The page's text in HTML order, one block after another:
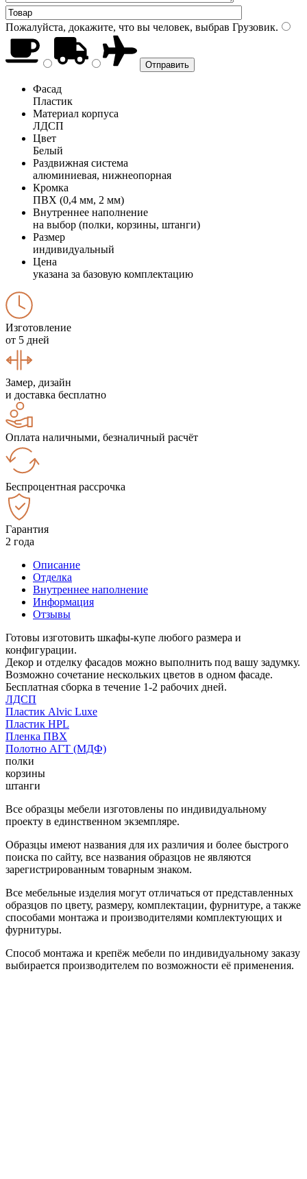
Пожалуйста, докажите, что вы человек, выбрав Грузовик.
Фасад
Пластик
Материал корпуса
ЛДСП
Цвет
Белый
Раздвижная система
алюминиевая, нижнеопорная
Кромка
ПВХ (0,4 мм, 2 мм)
Внутреннее наполнение
на выбор (полки, корзины, штанги)
Размер
индивидуальный
Цена
указана за базовую комплектацию
Изготовление
от 5 дней
Замер, дизайн
и доставка бесплатно
Оплата наличными, безналичный расчёт
Беспроцентная рассрочка
Гарантия
2 года
Описание
Отделка
Внутреннее наполнение
Информация
Отзывы
Готовы изготовить шкафы-купе любого размера и
конфигурации.
Декор и отделку фасадов можно выполнить под вашу задумку.
Возможно сочетание нескольких цветов в одном фасаде.
Бесплатная сборка в течение 1-2 рабочих дней.
ЛДСП
Пластик Alvic Luxe
Пластик HPL
Пленка ПВХ
Полотно АГТ (МДФ)
полки
корзины
штанги
Все образцы мебели изготовлены по индивидуальному
проекту в единственном экземпляре.
Образцы имеют названия для их различия и более быстрого
поиска по сайту, все названия образцов не являются
зарегистрированным товарным знаком.
Все мебельные изделия могут отличаться от представленных
образцов по цвету, размеру, комплектации, фурнитуре, а также
способами монтажа и производителями комплектующих и
фурнитуры.
Способ монтажа и крепёж мебели по индивидуальному заказу
выбирается производителем по возможности её применения.